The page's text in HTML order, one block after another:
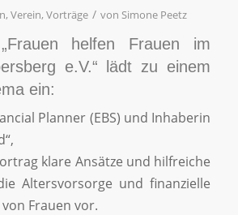
,Verein,Vorträge / von Simone Peetz
helfen Frauen im
e.V.“ lädt zu einem
ein:
Planner (EBS) und Inhaberin
klare Ansätze und hilfreiche
Altersvorsorge und finanzielle
Frauen vor.